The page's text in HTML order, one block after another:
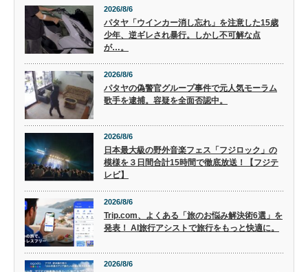
2026/8/6
パタヤ「ウインカー消し忘れ」を注意した15歳
少年、逆ギレされ暴行。しかし不可解な点
が…。
2026/8/6
パタヤの偽警官グループ事件で元人気モーラム
歌手を逮捕。容疑を全面否認中。
2026/8/6
日本最大級の野外音楽フェス「フジロック」の
模様を３日間合計15時間で徹底放送！【フジテ
レビ】
2026/8/6
Trip.com、よくある「旅のお悩み解決術6選」を
発表！ AI旅行アシストで旅行をもっと快適に。
2026/8/6